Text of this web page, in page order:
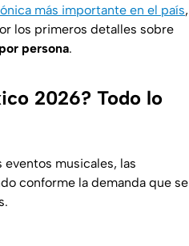
más importante en el país,
los primeros detalles sobre
persona.
2026? Todo lo
musicales, las
conforme la demanda que se